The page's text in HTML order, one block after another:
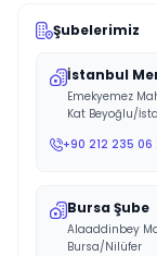
Şubelerimiz
İstanbul
Emekyemez
Kat Beyoğlu/
+90 212 235 06
Bursa Şube
Alaaddinbey
Bursa/Nilüfer